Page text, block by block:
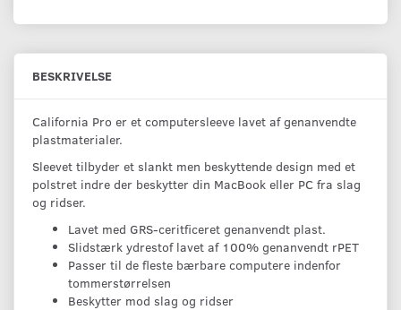
BESKRIVELSE
California Pro er et computersleeve lavet af genanvendte
plastmaterialer.
Sleevet tilbyder et slankt men beskyttende design med et
polstret indre der beskytter din MacBook eller PC fra slag
og ridser.
Lavet med GRS-ceritficeret genanvendt plast.
Slidstærk ydrestof lavet af 100% genanvendt rPET
Passer til de fleste bærbare computere indenfor
tommerstørrelsen
Beskytter mod slag og ridser